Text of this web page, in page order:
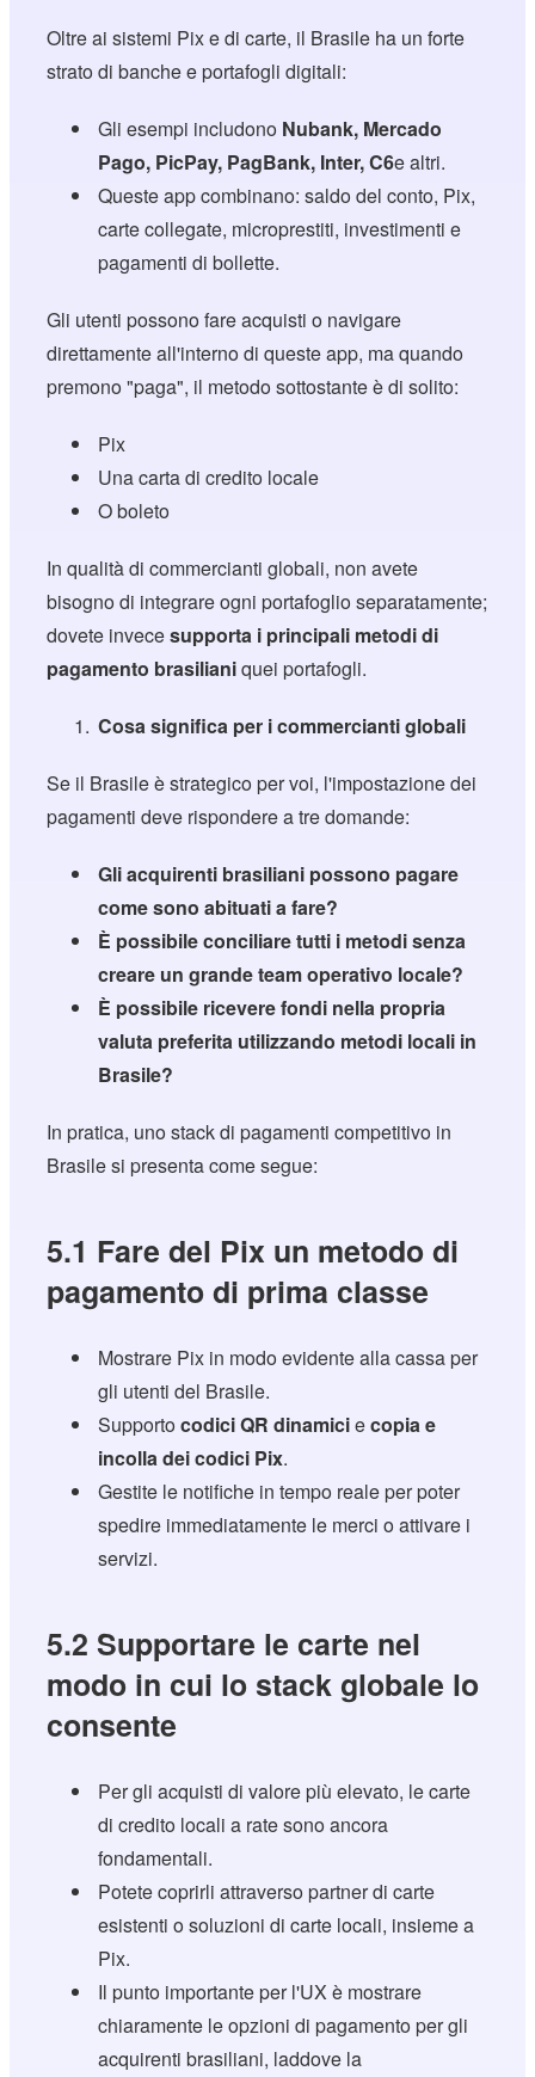
Oltre ai sistemi Pix e di carte, il Brasile ha un forte
strato di banche e portafogli digitali:
Gli esempi includono Nubank, Mercado
Pago, PicPay, PagBank, Inter, C6e altri.
Queste app combinano: saldo del conto, Pix,
carte collegate, microprestiti, investimenti e
pagamenti di bollette.
Gli utenti possono fare acquisti o navigare
direttamente all'interno di queste app, ma quando
premono "paga", il metodo sottostante è di solito:
Pix
Una carta di credito locale
O boleto
In qualità di commercianti globali, non avete
bisogno di integrare ogni portafoglio separatamente;
dovete invecesupporta i principali metodi di
pagamento brasilianiquei portafogli.
Cosa significa per i commercianti globali
Se il Brasile è strategico per voi, l'impostazione dei
pagamenti deve rispondere a tre domande:
Gli acquirenti brasiliani possono pagare
come sono abituati a fare?
È possibile conciliare tutti i metodi senza
creare un grande team operativo locale?
È possibile ricevere fondi nella propria
valuta preferita utilizzando metodi locali in
Brasile?
In pratica, uno stack di pagamenti competitivo in
Brasile si presenta come segue:
5.1 Fare del Pix un metodo di
pagamento di prima classe
Mostrare Pix in modo evidente alla cassa per
gli utenti del Brasile.
Supportocodici QR dinamiciecopia e
incolla dei codici Pix.
Gestite le notifiche in tempo reale per poter
spedire immediatamente le merci o attivare i
servizi.
5.2 Supportare le carte nel
modo in cui lo stack globale lo
consente
Per gli acquisti di valore più elevato, le carte
di credito locali a rate sono ancora
fondamentali.
Potete coprirli attraverso partner di carte
esistenti o soluzioni di carte locali, insieme a
Pix.
Il punto importante per l'UX è mostrare
chiaramente le opzioni di pagamento per gli
acquirenti brasiliani, laddove la